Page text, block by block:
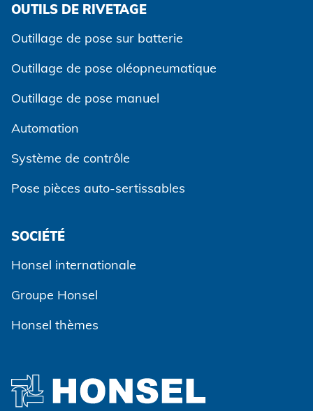
OUTILS DE RIVETAGE
Outillage de pose sur batterie
Outillage de pose oléopneumatique
Outillage de pose manuel
Automation
Système de contrôle
Pose pièces auto-sertissables
SOCIÉTÉ
Honsel internationale
Groupe Honsel
Honsel thèmes